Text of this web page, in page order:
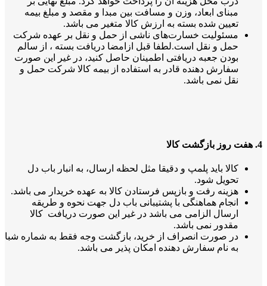
مبنای ابعاد، وزن و مسافت بین مبدا و مقصد و مبلغ بیمه
تعیین شده بسته به ارزش کالا متغیر می باشد.
مسئولیت خسارت‌های ناشی از حمل و نقل بر عهده شرکت
حمل و نقل است.لطفا قبل ازامضا دریافت بسته ، از سالم
بودن جعبه دریافتی اطمینان حاصل کنید، در غیر این صورت
سفارش دهنده قادر به استفاده از بیمه کالا شرکت حمل و
نقل نمی باشد.
4. هفت روز بازگشت کالا
کالا باید پلمپ و دقیقا مثل لحظه ارسال، به انبار باب دل
تحویل شود.
هزینه رفت و بازپس فرستادن کالا به عهده خریدار می باشد.
انجام هماهنگی با پشتیبانی باب دل جهت نحوه و طریقه
ارسال الزامی می باشد در غیر این صورت دریافت کالا
مقدور نمی باشد.
در صورت انصراف از خرید، بازگشت وجه فقط به شماره شبا
به نام سفارش دهنده امکان پذیر می باشد.